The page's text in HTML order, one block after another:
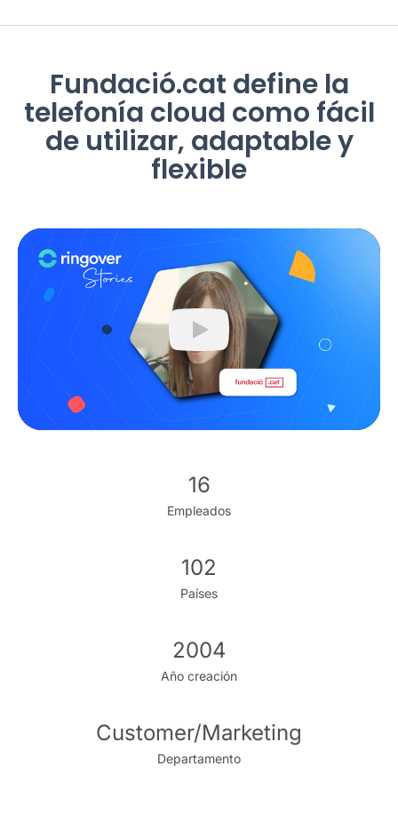
Fundació.cat define la
telefonía cloud como fácil
de utilizar, adaptable y
flexible
Play
16
Empleados
102
Países
2004
Año creación
Customer/Marketing
Departamento